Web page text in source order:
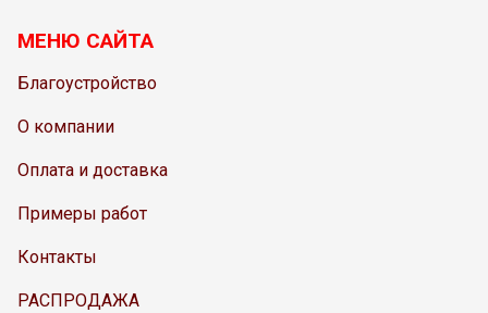
МЕНЮ САЙТА
Благоустройство
О компании
Оплата и доставка
Примеры работ
Контакты
РАСПРОДАЖА